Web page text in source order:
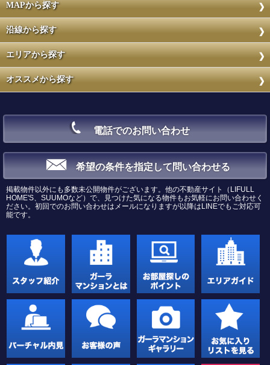
MAPから探す
沿線から探す
エリアから探す
オススメから探す
電話でのお問い合わせ
希望の条件を指定して問い合わせる
掲載物件以外にも多数未公開物件がございます。他の不動産サイト（LIFULL
HOME'S、SUUMOなど）で、見つけた気になる物件もお気軽にお問い合わせく
ださい。初回でのお問い合わせはメールになりますが以降はLINEでもご対応可
能です。